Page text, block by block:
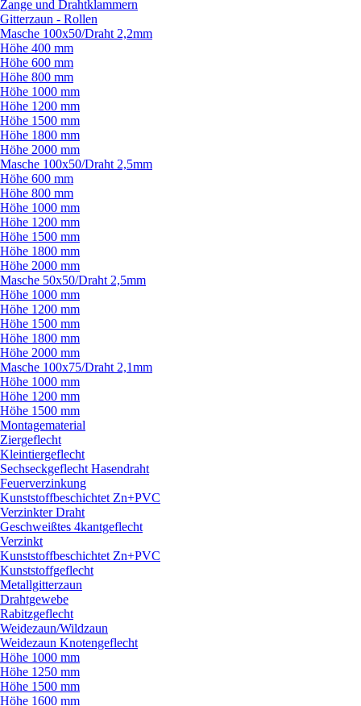
Zange und Drahtklammern
Gitterzaun - Rollen
Masche 100x50/Draht 2,2mm
Höhe 400 mm
Höhe 600 mm
Höhe 800 mm
Höhe 1000 mm
Höhe 1200 mm
Höhe 1500 mm
Höhe 1800 mm
Höhe 2000 mm
Masche 100x50/Draht 2,5mm
Höhe 600 mm
Höhe 800 mm
Höhe 1000 mm
Höhe 1200 mm
Höhe 1500 mm
Höhe 1800 mm
Höhe 2000 mm
Masche 50x50/Draht 2,5mm
Höhe 1000 mm
Höhe 1200 mm
Höhe 1500 mm
Höhe 1800 mm
Höhe 2000 mm
Masche 100x75/Draht 2,1mm
Höhe 1000 mm
Höhe 1200 mm
Höhe 1500 mm
Montagematerial
Ziergeflecht
Kleintiergeflecht
Sechseckgeflecht Hasendraht
Feuerverzinkung
Kunststoffbeschichtet Zn+PVC
Verzinkter Draht
Geschweißtes 4kantgeflecht
Verzinkt
Kunststoffbeschichtet Zn+PVC
Kunststoffgeflecht
Metallgitterzaun
Drahtgewebe
Rabitzgeflecht
Weidezaun/Wildzaun
Weidezaun Knotengeflecht
Höhe 1000 mm
Höhe 1250 mm
Höhe 1500 mm
Höhe 1600 mm